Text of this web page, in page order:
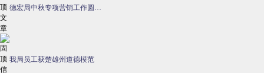
德宏局中秋专项营销工作圆…
我局员工获楚雄州道德模范